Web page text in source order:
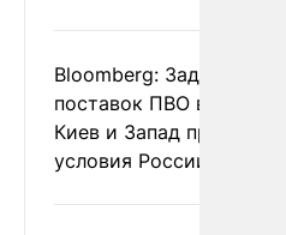
Bloomberg: Задержка
поставок ПВО вынудит
Киев и Запад принять
условия России